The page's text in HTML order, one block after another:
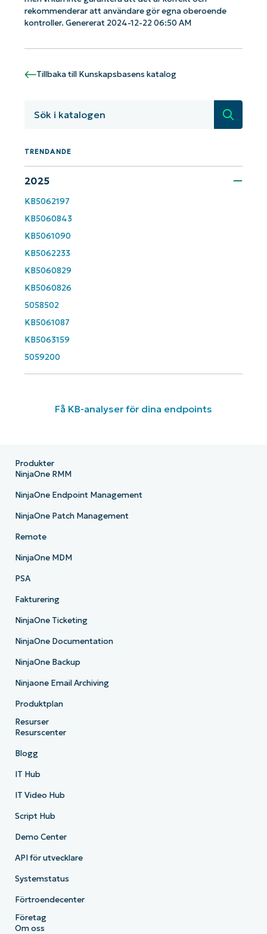
rekommenderar att användare gör egna oberoende
kontroller. Genererat 2024-12-22 06:50 AM
Tillbaka till Kunskapsbasens katalog
Sök
TRENDANDE
2025
KB5062197
KB5060843
KB5061090
KB5062233
KB5060829
KB5060826
5058502
KB5061087
KB5063159
5059200
Få KB-analyser för dina endpoints
Kom igång med NinjaOne AI-drivna
KB-analyser!
last
Business
Phone
Company
name*
Produkter
NinjaOne RMM
NinjaOne Endpoint Management
NinjaOne Patch Management
Remote
NinjaOne MDM
PSA
Fakturering
NinjaOne Ticketing
NinjaOne Documentation
NinjaOne Backup
Ninjaone Email Archiving
Produktplan
Resurser
Resurscenter
Blogg
IT Hub
IT Video Hub
Script Hub
Demo Center
API för utvecklare
Systemstatus
Förtroendecenter
Företag
Om oss